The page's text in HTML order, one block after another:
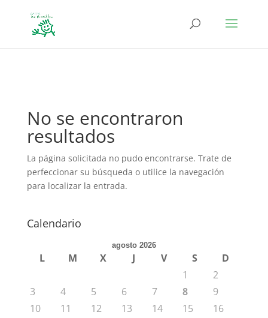
No se encontraron
resultados
La página solicitada no pudo encontrarse. Trate de
perfeccionar su búsqueda o utilice la navegación
para localizar la entrada.
Calendario
agosto 2026
L M X J V S
D
1
2
3
4 5 6 7 8
9
10
11 12 13 14 15
16